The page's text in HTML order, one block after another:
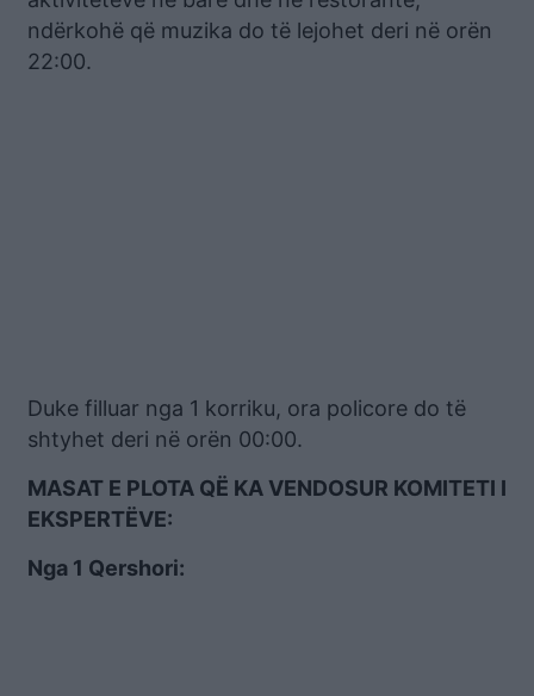
ndërkohë që muzika do të lejohet deri në orën
22:00.
Duke filluar nga 1 korriku, ora policore do të
shtyhet deri në orën 00:00.
MASAT E PLOTA QË KA VENDOSUR KOMITETI I
EKSPERTËVE:
Nga 1 Qershori: